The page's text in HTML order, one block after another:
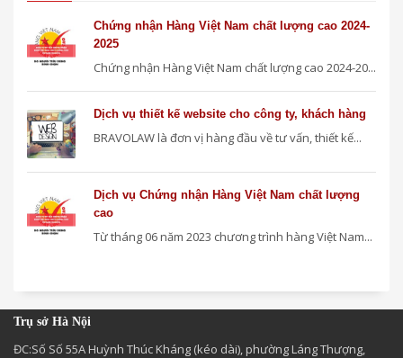
Chứng nhận Hàng Việt Nam chất lượng cao 2024-
2025
Chứng nhận Hàng Việt Nam chất lượng cao 2024-20...
Dịch vụ thiết kế website cho công ty, khách hàng
BRAVOLAW là đơn vị hàng đầu về tư vấn, thiết kế...
Dịch vụ Chứng nhận Hàng Việt Nam chất lượng
cao
Từ tháng 06 năm 2023 chương trình hàng Việt Nam...
Trụ sở Hà Nội
ĐC:Số Số 55A Huỳnh Thúc Kháng (kéo dài), phường Láng Thượng,